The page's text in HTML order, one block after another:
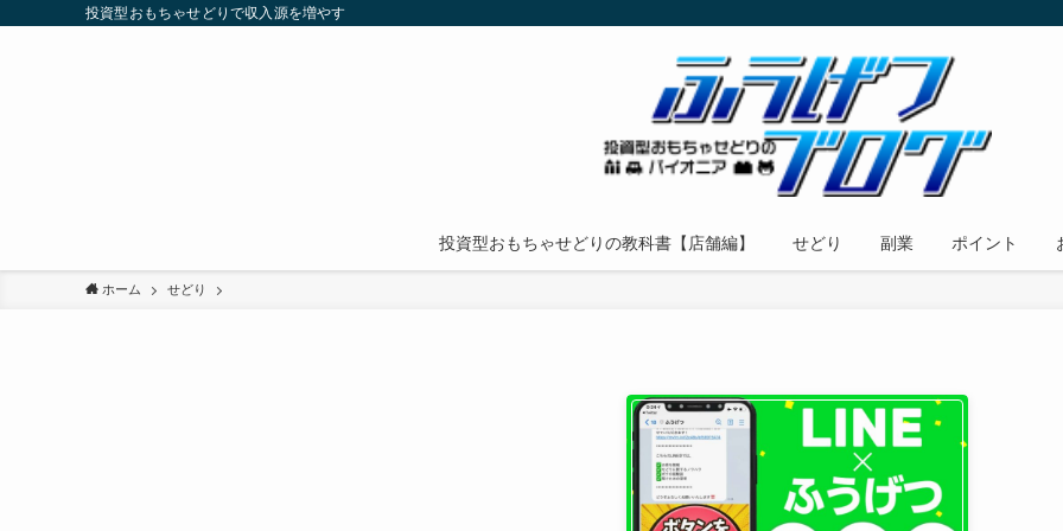
投資型おもちゃせどりで収入源を増やす
投資型おもちゃせどりの教科書【店舗編】 せどり 副業 ポイント
ホーム せどり